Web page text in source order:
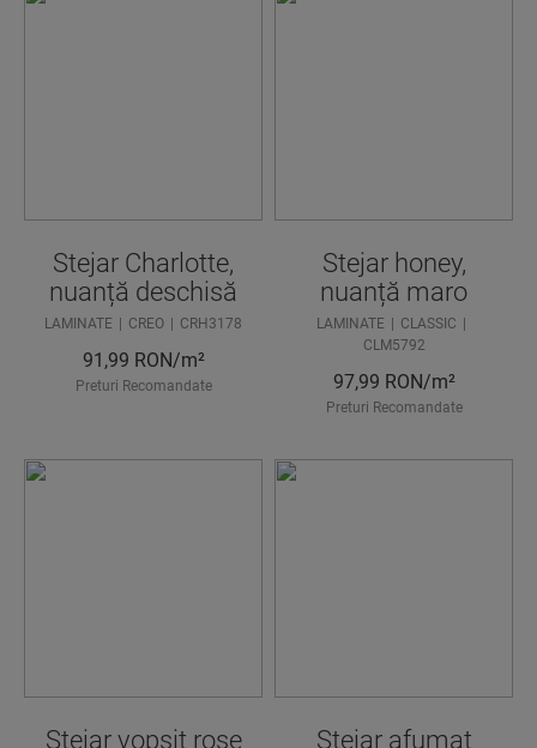
Stejar Charlotte,
nuanță deschisă
LAMINATE CREO CRH3178
91,99 RON/m²
Preturi Recomandate
Stejar honey,
nuanță maro
LAMINATE
CLASSIC
CLM5792
97,99 RON/m²
Preturi Recomandate
Stejar vopsit rose Stejar afumat